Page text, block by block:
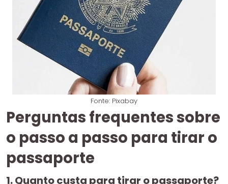
Fonte: Pixabay
Perguntas frequentes sobre
o passo a passo para tirar o
passaporte
1. Quanto custa para tirar o passaporte?